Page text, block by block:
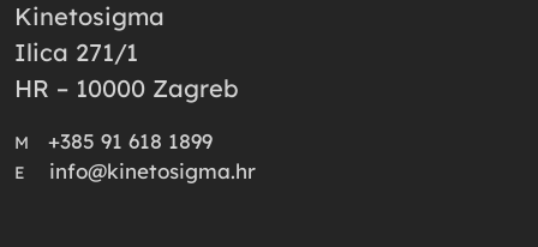
Kinetosigma
Ilica 271/1
HR – 10000 Zagreb
M +385 91 618 1899
E info@kinetosigma.hr